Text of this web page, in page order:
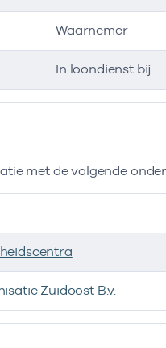
zorgverleners
Waarnemer
In loondienst bij
met de volgende
met de volgende
Zuidoost B.v.